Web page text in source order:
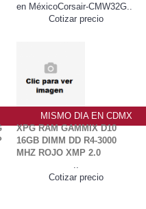
en MéxicoCorsair-CMW32G..
Cotizar precio
MISMO DIA EN CDMX
XPG RAM GAMMIX D10
16GB DIMM DD R4-3000
MHZ ROJO XMP 2.0
..
Cotizar precio